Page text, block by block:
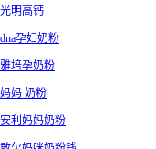
光明高钙
dna孕妇奶粉
雅培孕奶粉
妈妈 奶粉
安利妈妈奶粉